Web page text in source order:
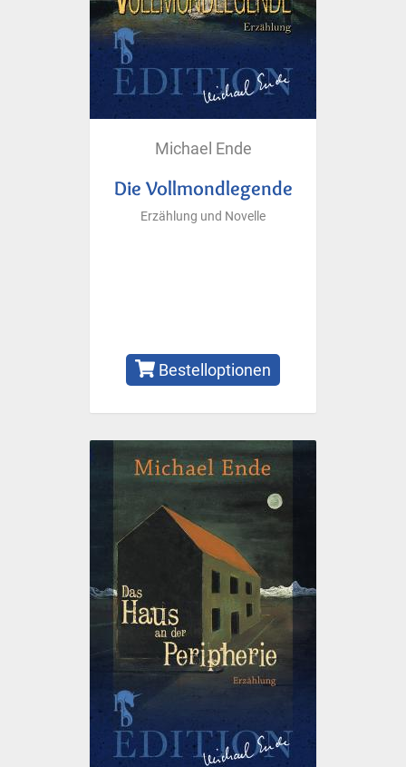
Michael Ende
Die Vollmondlegende
Erzählung und Novelle
Bestelloptionen